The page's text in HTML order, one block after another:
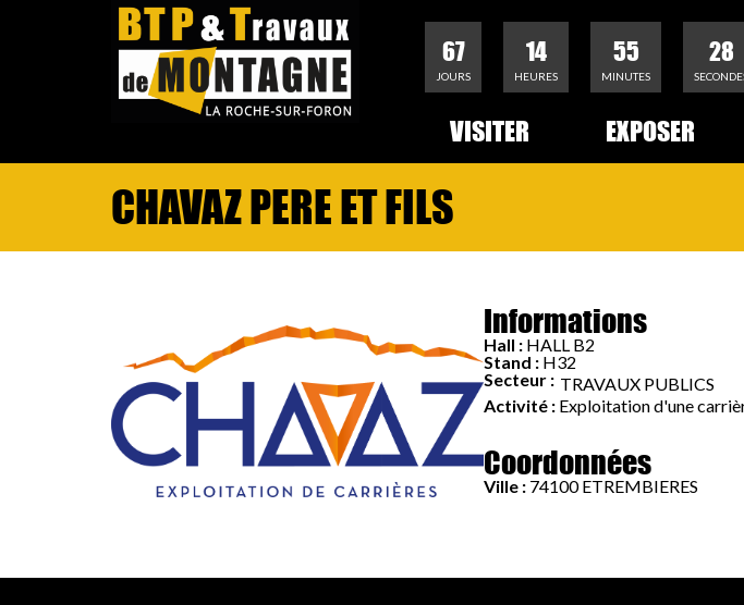
67
JOURS
14
HEURES
55
MINUTES
27
VISITER EXPOSER
CHAVAZ PERE ET FILS
Informations
Hall : HALL B2
Stand : H32
Secteur : TRAVAUX PUBLICS
Activité : Exploitation d'une
Coordonnées
Ville : 74100 ETREMBIERES